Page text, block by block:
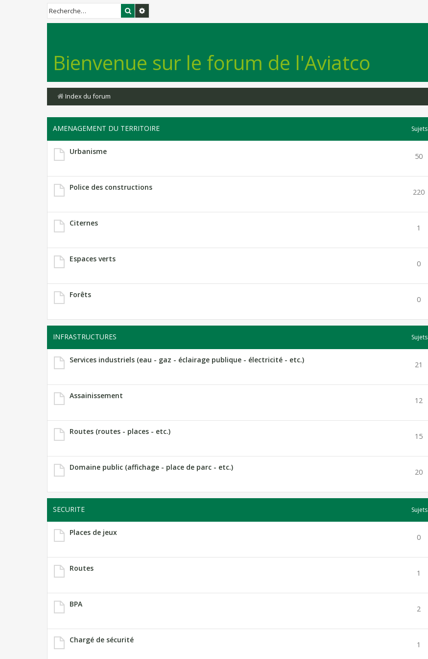
Rechercher
Bienvenue sur le forum de l'Aviatco
Index du forum
AMENAGEMENT DU TERRITOIRE Sujets
Urbanisme
50
Police des constructions
220
Citernes
1
Espaces verts
0
Forêts
0
INFRASTRUCTURES Sujets
Services industriels (eau - gaz - éclairage publique - électricité - etc.)
21
Assainissement
12
Routes (routes - places - etc.)
15
Domaine public (affichage - place de parc - etc.)
20
SECURITE Sujets
Places de jeux
0
Routes
1
BPA
2
Chargé de sécurité
1